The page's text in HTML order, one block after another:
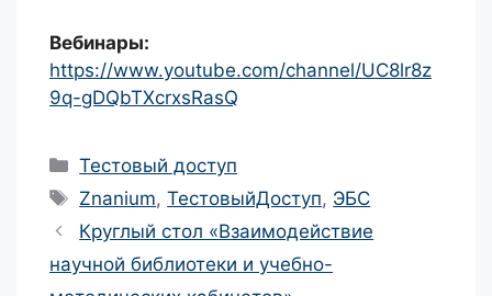
Вебинары:
https://www.youtube.com/channel/UC8lr8z
9q-gDQbTXcrxsRasQ
Рубрики
Тестовый доступ
Метки
Znanium,ТестовыйДоступ, ЭБС
Навигация
Круглый стол «Взаимодействие
научной библиотеки и учебно-